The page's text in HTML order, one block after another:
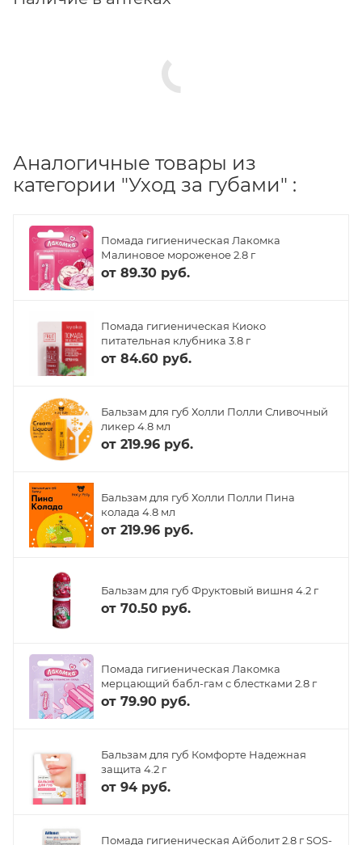
Аналогичные товары из
категории "Уход за губами" :
Помада гигиеническая Лакомка
Малиновое мороженое 2.8 г
от 89.30 руб.
Помада гигиеническая Киоко
питательная клубника 3.8 г
от 84.60 руб.
Бальзам для губ Холли Полли Сливочный
ликер 4.8 мл
от 219.96 руб.
Бальзам для губ Холли Полли Пина
колада 4.8 мл
от 219.96 руб.
Бальзам для губ Фруктовый вишня 4.2 г
от 70.50 руб.
Помада гигиеническая Лакомка
мерцающий бабл-гам с блестками 2.8 г
от 79.90 руб.
Бальзам для губ Комфорте Надежная
защита 4.2 г
от 94 руб.
Помада гигиеническая Айболит 2.8 г SOS-